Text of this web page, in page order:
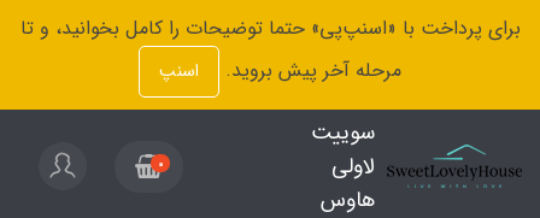
برای پرداخت با «اسنپ‌پی» حتما توضیحات را کامل بخوانید، و تا
مرحله آخر پیش بروید.
اسنپ
سوییت
لاولی
هاوس
0